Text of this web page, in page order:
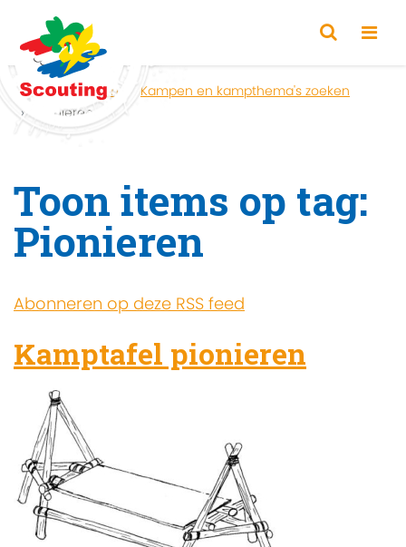
Home Zoeken
Kampen en kampthema's zoeken
Pionieren
Toon items op tag:
Pionieren
Abonneren op deze RSS feed
Kamptafel pionieren